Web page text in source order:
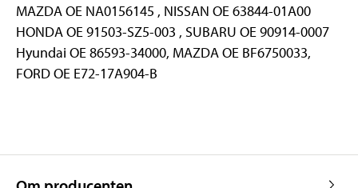
MAZDA OE NA0156145 , NISSAN OE 63844-01A00
HONDA OE 91503-SZ5-003 , SUBARU OE 90914-0007
Hyundai OE 86593-34000, MAZDA OE BF6750033,
FORD OE E72-17A904-B